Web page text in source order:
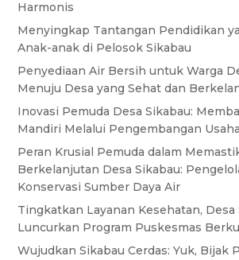
Harmonis
Menyingkap Tantangan Pendidikan
Anak-anak di Pelosok Sikabau
Penyediaan Air Bersih untuk Warga
Menuju Desa yang Sehat dan
Inovasi Pemuda Desa Sikabau:
Mandiri Melalui Pengembangan Usaha
Peran Krusial Pemuda dalam
Berkelanjutan Desa Sikabau:
Konservasi Sumber Daya Air
Tingkatkan Layanan Kesehatan, Desa
Luncurkan Program Puskesmas
Wujudkan Sikabau Cerdas: Yuk, Bijak